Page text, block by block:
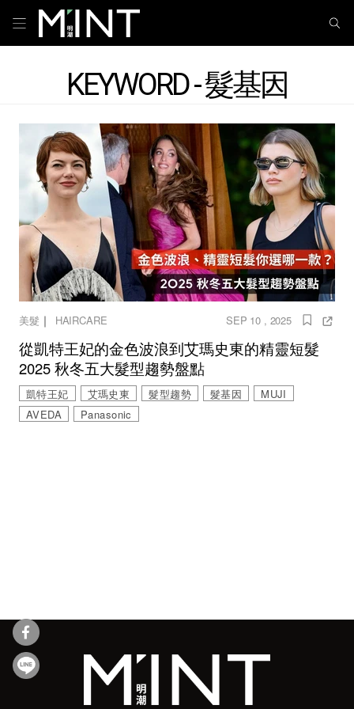
KEYWORD - 髮基因
美髮 ｜ HAIRCARE SEP 10 , 2025
從凱特王妃的金色波浪到艾瑪史東的精靈短髮
2025 秋冬五大髮型趨勢盤點
凱特王妃 艾瑪史東 髮型趨勢 髮基因
MUJI
AVEDA
Panasonic